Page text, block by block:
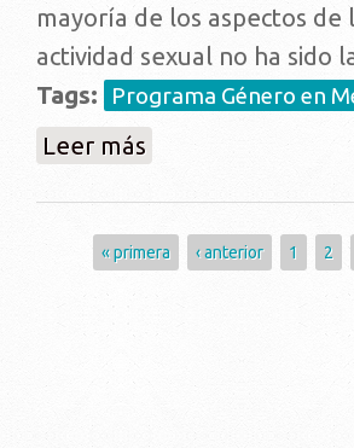
mayoría de los aspectos
actividad sexual no ha sido
Tags:
Programa Género en
Leer más
Páginas« primera ‹ anterior 1 2